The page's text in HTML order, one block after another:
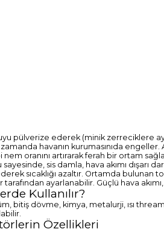
pülverize ederek (minik zerreciklere
havanın kurumasınıda
oranını artırarak ferah bir ortam
sis damla, hava akımı dışarı
sıcaklığı azaltır. Ortamda bulunan
ayarlanabilir. Güçlü hava
Kullanılır?
bitiş dövme, kimya, metalurji, ısı
Özellikleri